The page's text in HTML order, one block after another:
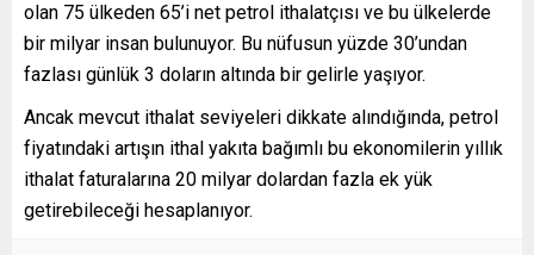
olan 75 ülkeden 65’i net petrol ithalatçısı ve bu ülkelerde
bir milyar insan bulunuyor. Bu nüfusun yüzde 30’undan
fazlası günlük 3 doların altında bir gelirle yaşıyor.
Ancak mevcut ithalat seviyeleri dikkate alındığında, petrol
fiyatındaki artışın ithal yakıta bağımlı bu ekonomilerin yıllık
ithalat faturalarına 20 milyar dolardan fazla ek yük
getirebileceği hesaplanıyor.